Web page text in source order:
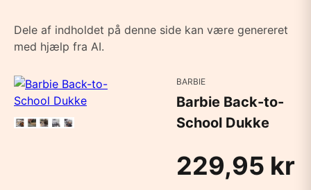
Dele af indholdet på denne side kan være genereret
med hjælp fra AI.
BARBIE
Barbie Back-to-
School Dukke
229,95 kr